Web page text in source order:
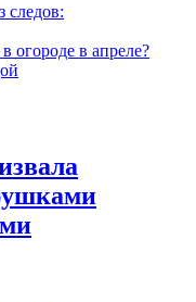
следов:
огороде в апреле?